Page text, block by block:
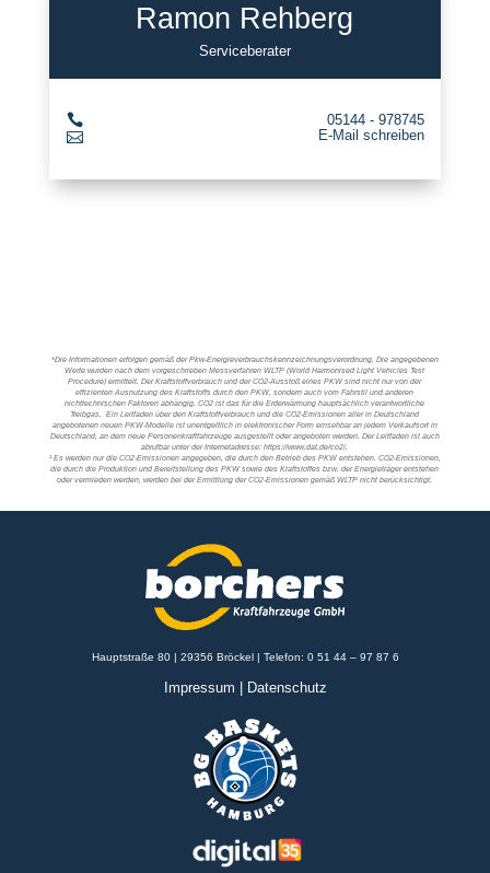
Ramon Rehberg
Serviceberater


05144 - 978745
E-Mail schreiben
*Die Informationen erfolgen gemäß der Pkw-Energieverbrauchskennzeichnungsverordnung. Die angegebenen
Werte wurden nach dem vorgeschrieben Messverfahren WLTP (World Harmonised Light Vehicles Test
Procedure) ermittelt. Der Kraftstoffverbrauch und der CO2-Ausstoß eines PKW sind nicht nur von der
effizienten Ausnutzung des Kraftstoffs durch den PKW, sondern auch vom Fahrstil und anderen
nichttechnischen Faktoren abhängig. CO2 ist das für die Erderwärmung hauptsächlich verantwortliche
Treibgas. Ein Leitfaden über den Kraftstoffverbrauch und die CO2-Emissionen aller in Deutschland
angebotenen neuen PKW-Modelle ist unentgeltlich in elektronischer Form einsehbar an jedem Verkaufsort in
Deutschland, an dem neue Personenkraftfahrzeuge ausgestellt oder angeboten werden. Der Leitfaden ist auch
abrufbar unter der Internetadresse: https://www.dat.de/co2/.
¹ Es werden nur die CO2-Emissionen angegeben, die durch den Betrieb des PKW entstehen. CO2-Emissionen,
die durch die Produktion und Bereitstellung des PKW sowie des Kraftstoffes bzw. der Energieträger entstehen
oder vermieden werden, werden bei der Ermittlung der CO2-Emissionen gemäß WLTP nicht berücksichtigt.
Hauptstraße 80 | 29356 Bröckel | Telefon: 0 51 44 – 97 87 6
Impressum | Datenschutz